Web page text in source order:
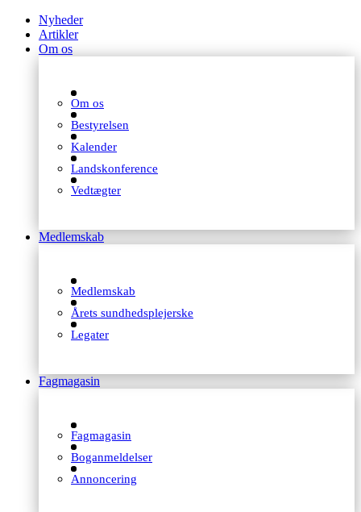
Nyheder
Artikler
Om os
Om os
Bestyrelsen
Kalender
Landskonference
Vedtægter
Medlemskab
Medlemskab
Årets sundhedsplejerske
Legater
Fagmagasin
Fagmagasin
Boganmeldelser
Annoncering